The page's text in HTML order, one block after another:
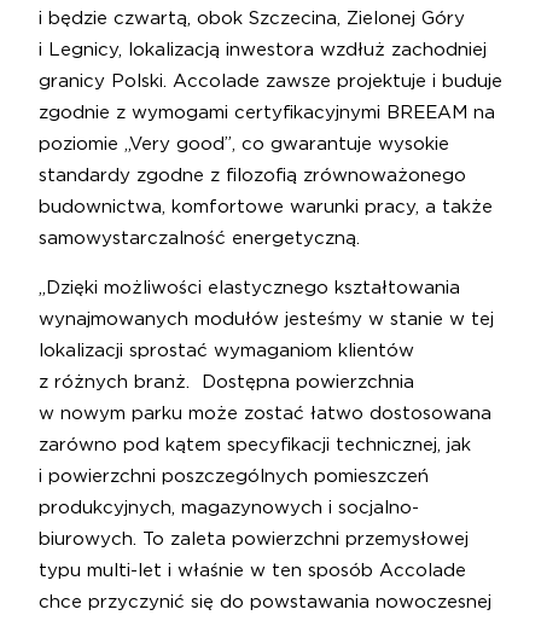
i będzie czwartą, obok Szczecina, Zielonej Góry
i Legnicy, lokalizacją inwestora wzdłuż zachodniej
granicy Polski. Accolade zawsze projektuje i buduje
zgodnie z wymogami certyfikacyjnymi BREEAM na
poziomie „Very good”, co gwarantuje wysokie
standardy zgodne z filozofią zrównoważonego
budownictwa, komfortowe warunki pracy, a także
samowystarczalność energetyczną.
„Dzięki możliwości elastycznego kształtowania
wynajmowanych modułów jesteśmy w stanie w tej
lokalizacji sprostać wymaganiom klientów
z różnych branż. Dostępna powierzchnia
w nowym parku może zostać łatwo dostosowana
zarówno pod kątem specyfikacji technicznej, jak
i powierzchni poszczególnych pomieszczeń
produkcyjnych, magazynowych i socjalno-
biurowych. To zaleta powierzchni przemysłowej
typu multi-let i właśnie w ten sposób Accolade
chce przyczynić się do powstawania nowoczesnej